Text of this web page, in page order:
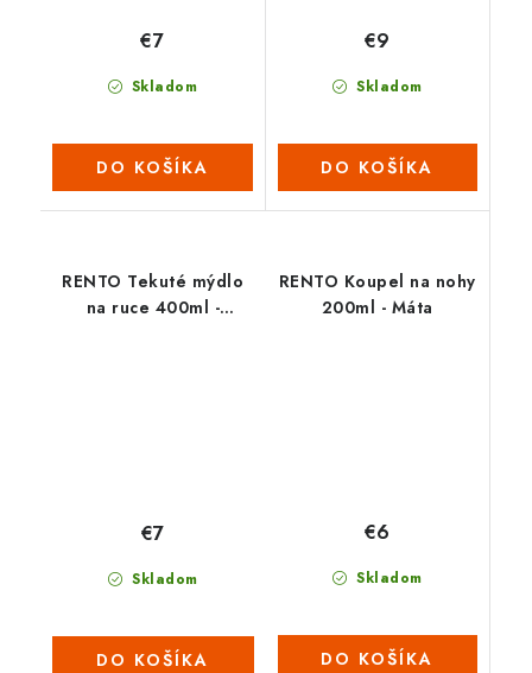
Skladom
€7
DO KOŠÍKA
Skladom
€9
DO KOŠÍKA
RENTO Tekuté mýdlo
na ruce 400ml -
Skladom
€7
DO KOŠÍKA
RENTO Koupel na nohy
200ml - Máta
Skladom
€6
DO KOŠÍKA